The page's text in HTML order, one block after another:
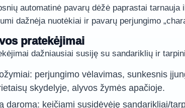
automatinė pavarų dėžė paprastai tarnauja
dažnėja nuotėkiai ir pavarų perjungimo
pratekėjimai
dažniausiai susiję su sandariklių ir
perjungimo vėlavimas, sunkesnis
skydelyje, alyvos žymės apačioje.
daroma: keičiami susidėvėję sandarikliai/